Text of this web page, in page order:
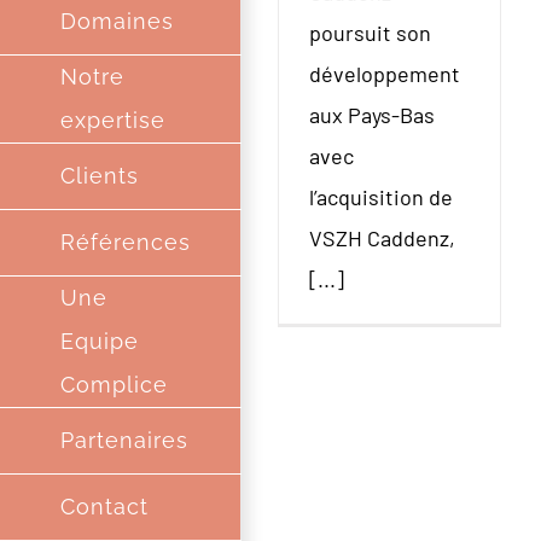
Domaines
Notre
expertise
Clients
Références
Une
Equipe
Complice
Partenaires
Contact
poursuit son
développement
aux Pays-Bas
avec
l’acquisition de
VSZH Caddenz,
[...]